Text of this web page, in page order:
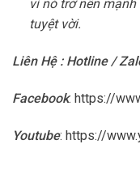
vì nó trở nên
tuyệt vời.
Liên Hệ : Hotline /
Facebook: https://
Youtube: https://